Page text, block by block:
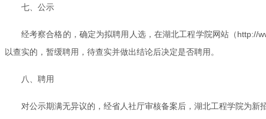
七、公示
经考察合格的，确定为拟聘用人选，在湖北工程学院网站（http://
以查实的，暂缓聘用，待查实并做出结论后决定是否聘用。
八、聘用
对公示期满无异议的，经省人社厅审核备案后，湖北工程学院为新